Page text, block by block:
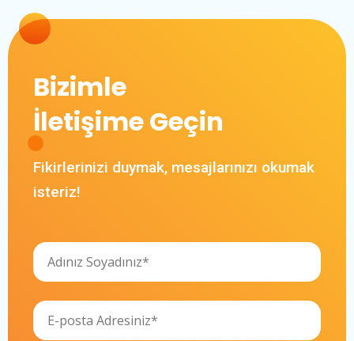
Bizimle
İletişime Geçin
Fikirlerinizi duymak, mesajlarınızı okumak
isteriz!